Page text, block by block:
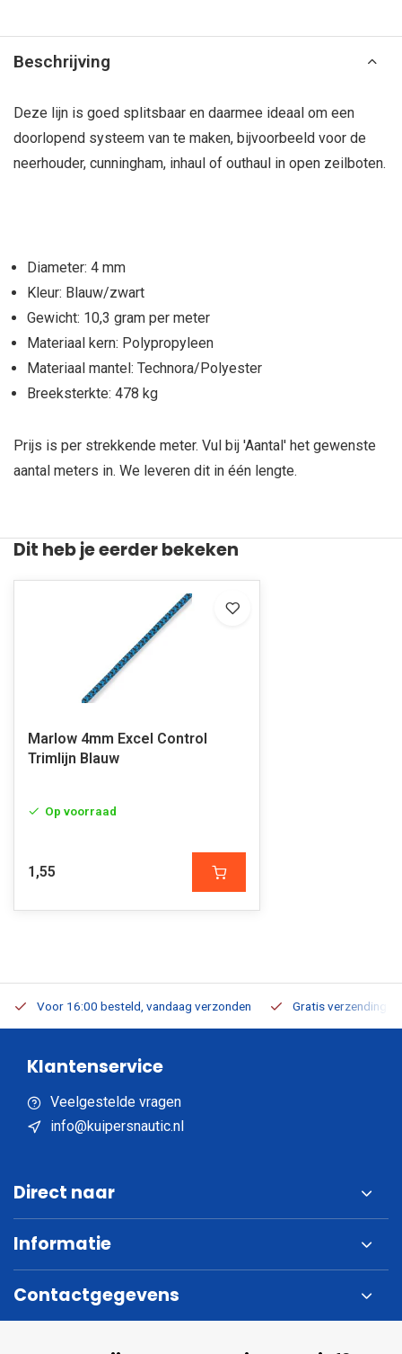
Beschrijving
Deze lijn is goed splitsbaar en daarmee ideaal om een
doorlopend systeem van te maken, bijvoorbeeld voor de
neerhouder, cunningham, inhaul of outhaul in open zeilboten.
Diameter: 4 mm
Kleur: Blauw/zwart
Gewicht: 10,3 gram per meter
Materiaal kern: Polypropyleen
Materiaal mantel: Technora/Polyester
Breeksterkte: 478 kg
Prijs is per strekkende meter. Vul bij 'Aantal' het gewenste
aantal meters in. We leveren dit in één lengte.
Dit heb je eerder bekeken
Marlow 4mm Excel Control
Trimlijn Blauw
Op voorraad
1,55
Voor 16:00 besteld, vandaag verzonden Gratis verzending
Klantenservice
Veelgestelde vragen
info@kuipersnautic.nl
Direct naar
Informatie
Contactgegevens